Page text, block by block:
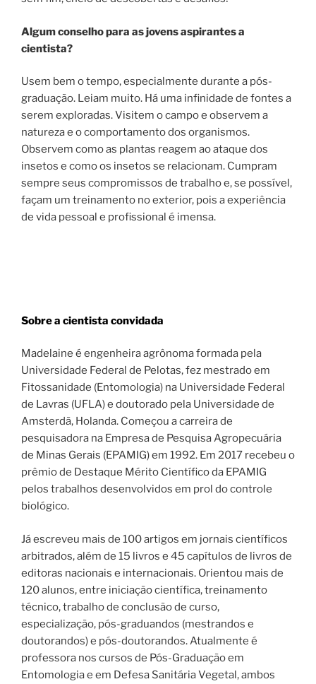
Algum conselho para as jovens aspirantes a
cientista?
Usem bem o tempo, especialmente durante a pós-
graduação. Leiam muito. Há uma infinidade de fontes a
serem exploradas. Visitem o campo e observem a
natureza e o comportamento dos organismos.
Observem como as plantas reagem ao ataque dos
insetos e como os insetos se relacionam. Cumpram
sempre seus compromissos de trabalho e, se possível,
façam um treinamento no exterior, pois a experiência
de vida pessoal e profissional é imensa.
Sobre a cientista convidada
Madelaine é engenheira agrônoma formada pela
Universidade Federal de Pelotas, fez mestrado em
Fitossanidade (Entomologia) na Universidade Federal
de Lavras (UFLA) e doutorado pela Universidade de
Amsterdã, Holanda. Começou a carreira de
pesquisadora na Empresa de Pesquisa Agropecuária
de Minas Gerais (EPAMIG) em 1992. Em 2017 recebeu o
prêmio de Destaque Mérito Científico da EPAMIG
pelos trabalhos desenvolvidos em prol do controle
biológico.
Já escreveu mais de 100 artigos em jornais científicos
arbitrados, além de 15 livros e 45 capítulos de livros de
editoras nacionais e internacionais. Orientou mais de
120 alunos, entre iniciação científica, treinamento
técnico, trabalho de conclusão de curso,
especialização, pós-graduandos (mestrandos e
doutorandos) e pós-doutorandos. Atualmente é
professora nos cursos de Pós-Graduação em
Entomologia e em Defesa Sanitária Vegetal, ambos